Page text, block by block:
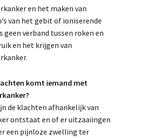
en het maken van
van het gebit of ioniserende
geen verband tussen roken en
en het krijgen van
komt iemand met
de klachten afhankelijk van
ontstaat en of er uitzaaiingen
een pijnloze zwelling ter